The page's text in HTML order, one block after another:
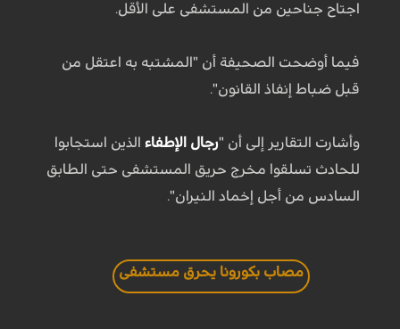
اجتاح جناحين من المستشفى على الأقل.
فيما أوضحت الصحيفة أن "المشتبه به اعتقل من
قبل ضباط إنفاذ القانون".
وأشارت التقارير إلى أن "رجال الإطفاءالذين استجابوا
للحادث تسلقوا مخرج حريق المستشفى حتى الطابق
السادس من أجل إخماد النيران".
مصاب بكورونا يحرق مستشفى